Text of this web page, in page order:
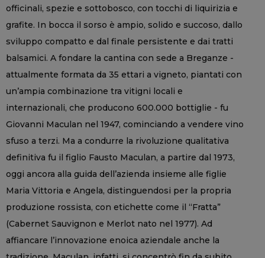
officinali, spezie e sottobosco, con tocchi di liquirizia e
grafite. In bocca il sorso è ampio, solido e succoso, dallo
sviluppo compatto e dal finale persistente e dai tratti
balsamici. A fondare la cantina con sede a Breganze -
attualmente formata da 35 ettari a vigneto, piantati con
un’ampia combinazione tra vitigni locali e
internazionali, che producono 600.000 bottiglie - fu
Giovanni Maculan nel 1947, cominciando a vendere vino
sfuso a terzi. Ma a condurre la rivoluzione qualitativa
definitiva fu il figlio Fausto Maculan, a partire dal 1973,
oggi ancora alla guida dell’azienda insieme alle figlie
Maria Vittoria e Angela, distinguendosi per la propria
produzione rossista, con etichette come il “Fratta”
(Cabernet Sauvignon e Merlot nato nel 1977). Ad
affiancare l’innovazione enoica aziendale anche la